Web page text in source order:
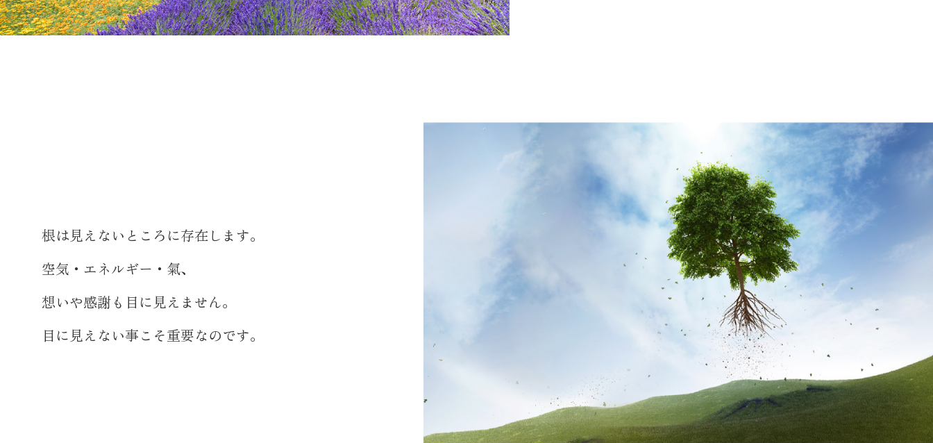
根は見えないところに存在します。
空気・エネルギー・氣、
想いや感謝も目に見えません。
目に見えない事こそ重要なのです。